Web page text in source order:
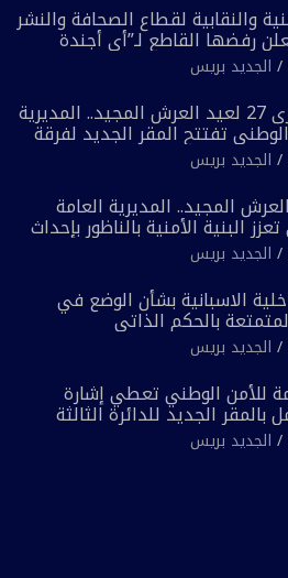
والنقابية لقطاع الصحافة والنشر
رفضها القاطع لـ”أي أجندة
على مقاس سياسي ومصلحي
الجديد بريس
بمناسبة الذكرى 27 لعيد العرش المجيد.. المديرية
تفتتح المقر الجديد لفرقة
بفاس
الجديد بريس
المجيد.. المديرية العامة
البنية الأمنية بالناظور بإحداث
الجديد بريس
الاسبانية بشأن الوضع في
بالحكم الذاتي
الجديد بريس
للأمن الوطني تعطي إشارة
بالمقر الجديد للدائرة الثالثة
أمن العيون
الجديد بريس